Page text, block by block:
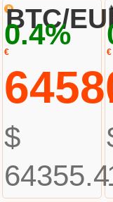
BTC/
0.4%
€
$
64355.4
€